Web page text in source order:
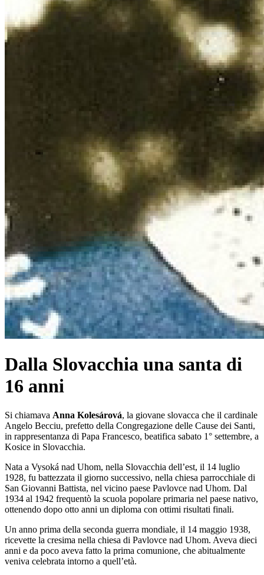
Dalla Slovacchia una santa di
16 anni
Si chiamava Anna Kolesárová, la giovane slovacca che il cardinale
Angelo Becciu, prefetto della Congregazione delle Cause dei Santi,
in rappresentanza di Papa Francesco, beatifica sabato 1° settembre, a
Kosice in Slovacchia.
Nata a Vysoká nad Uhom, nella Slovacchia dell’est, il 14 luglio
1928, fu battezzata il giorno successivo, nella chiesa parrocchiale di
San Giovanni Battista, nel vicino paese Pavlovce nad Uhom. Dal
1934 al 1942 frequentò la scuola popolare primaria nel paese nativo,
ottenendo dopo otto anni un diploma con ottimi risultati finali.
Un anno prima della seconda guerra mondiale, il 14 maggio 1938,
ricevette la cresima nella chiesa di Pavlovce nad Uhom. Aveva dieci
anni e da poco aveva fatto la prima comunione, che abitualmente
veniva celebrata intorno a quell’età.